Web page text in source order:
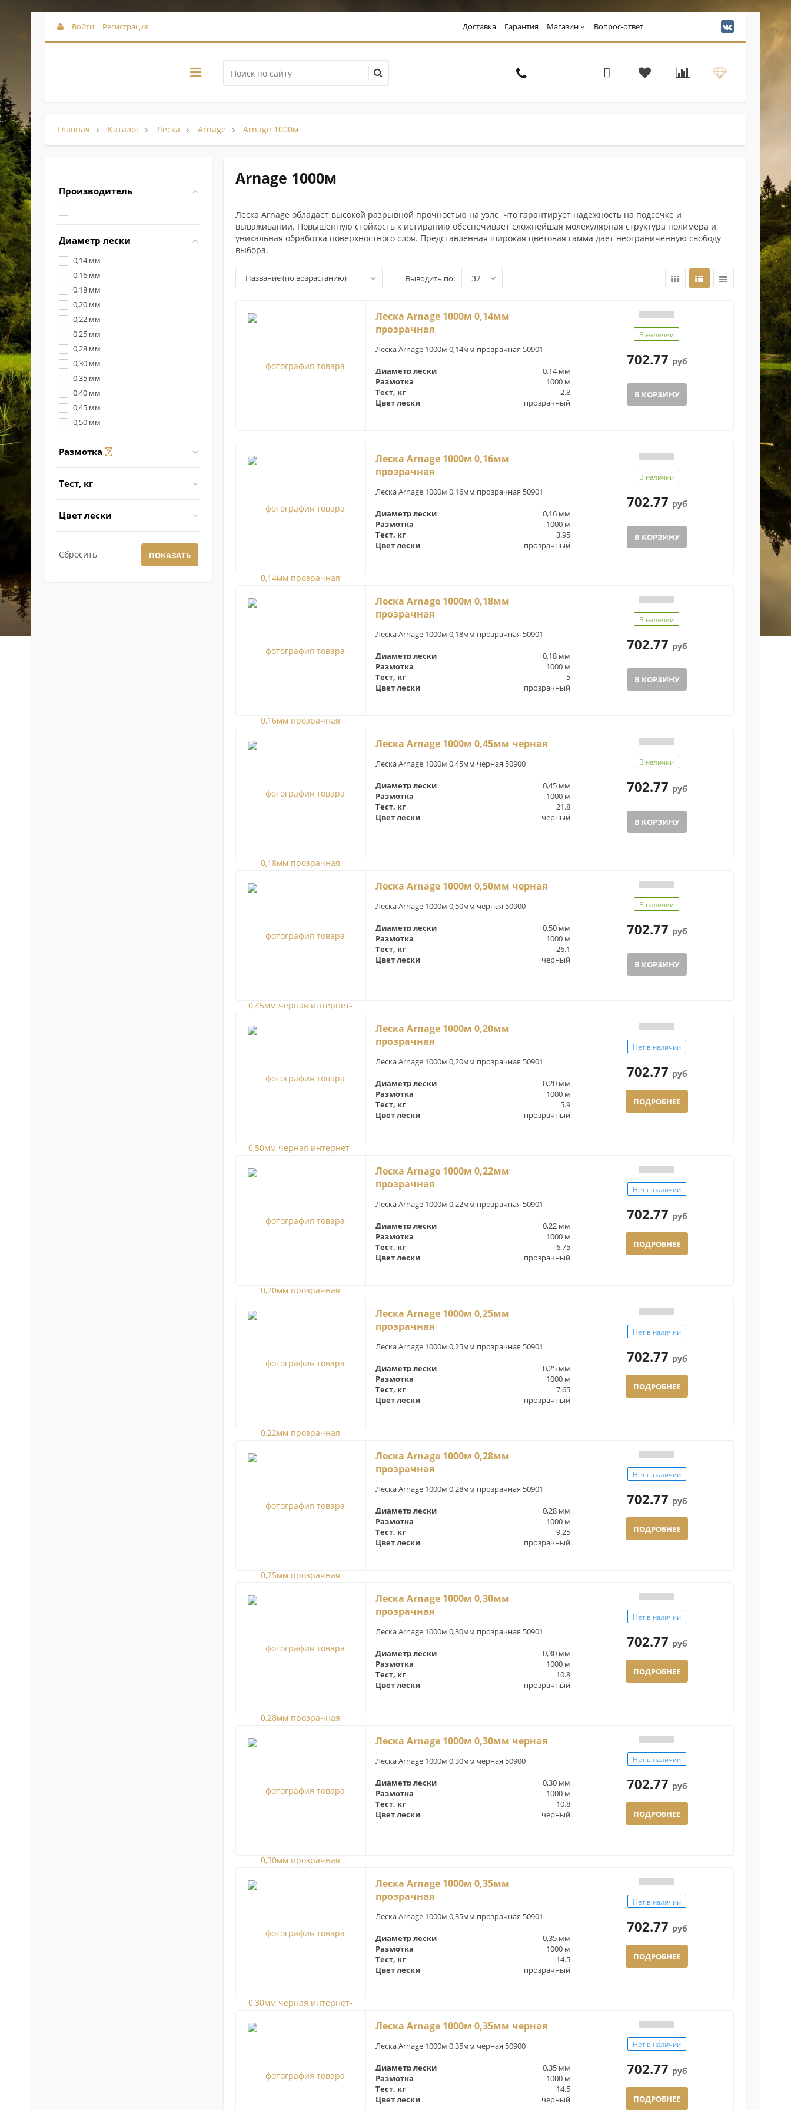
Войти Регистрация Доставка Гарантия Магазин Вопрос-ответ
Главная Каталог Леска Arnage Arnage 1000м
Производитель
Диаметр лески
0,14 мм
0,16 мм
0,18 мм
0,20 мм
0,22 мм
0,25 мм
0,28 мм
0,30 мм
0,35 мм
0,40 мм
0,45 мм
0,50 мм
Размотка
Тест, кг
Цвет лески
Arnage 1000м
Леска Arnage обладает высокой разрывной прочностью на узле, что гарантирует надежность на подсечке и
вываживании. Повышенную стойкость к истиранию обеспечивает сложнейшая молекулярная структура полимера и
уникальная обработка поверхностного слоя. Представленная широкая цветовая гамма дает неограниченную свободу
выбора.
название (по возрастанию) Выводить по: 32
Леска Arnage 1000м 0,14мм
прозрачная
Леска Arnage 1000м 0,14мм прозрачная 50901
Диаметр лески
0,14 мм
Размотка
1000 м
Тест, кг
2.8
Цвет лески
прозрачный
В наличии
702.77 руб
В КОРЗИНУ
Леска Arnage 1000м 0,16мм
прозрачная
Леска Arnage 1000м 0,16мм прозрачная 50901
Диаметр лески
0,16 мм
Размотка
1000 м
Тест, кг
3.95
Цвет лески
прозрачный
В наличии
702.77 руб
В КОРЗИНУ
Леска Arnage 1000м 0,18мм
прозрачная
Леска Arnage 1000м 0,18мм прозрачная 50901
Диаметр лески
0,18 мм
Размотка
1000 м
Тест, кг
5
Цвет лески
прозрачный
В наличии
702.77 руб
В КОРЗИНУ
Леска Arnage 1000м 0,45мм черная
Леска Arnage 1000м 0,45мм черная 50900
Диаметр лески
0,45 мм
Размотка
1000 м
Тест, кг
21.8
Цвет лески
черный
В наличии
702.77 руб
В КОРЗИНУ
Леска Arnage 1000м 0,50мм черная
Леска Arnage 1000м 0,50мм черная 50900
Диаметр лески
0,50 мм
Размотка
1000 м
Тест, кг
26.1
Цвет лески
черный
В наличии
702.77 руб
В КОРЗИНУ
Леска Arnage 1000м 0,20мм
прозрачная
Леска Arnage 1000м 0,20мм прозрачная 50901
Диаметр лески
0,20 мм
Размотка
1000 м
Тест, кг
5.9
Цвет лески
прозрачный
Нет в наличии
702.77 руб
ПОДРОБНЕЕ
Леска Arnage 1000м 0,22мм
прозрачная
Леска Arnage 1000м 0,22мм прозрачная 50901
Диаметр лески
0,22 мм
Размотка
1000 м
Тест, кг
6.75
Цвет лески
прозрачный
Нет в наличии
702.77 руб
ПОДРОБНЕЕ
Леска Arnage 1000м 0,25мм
прозрачная
Леска Arnage 1000м 0,25мм прозрачная 50901
Диаметр лески
0,25 мм
Размотка
1000 м
Тест, кг
7.65
Цвет лески
прозрачный
Нет в наличии
702.77 руб
ПОДРОБНЕЕ
Леска Arnage 1000м 0,28мм
прозрачная
Леска Arnage 1000м 0,28мм прозрачная 50901
Диаметр лески
0,28 мм
Размотка
1000 м
Тест, кг
9.25
Цвет лески
прозрачный
Нет в наличии
702.77 руб
ПОДРОБНЕЕ
Леска Arnage 1000м 0,30мм
прозрачная
Леска Arnage 1000м 0,30мм прозрачная 50901
Диаметр лески
0,30 мм
Размотка
1000 м
Тест, кг
10.8
Цвет лески
прозрачный
Нет в наличии
702.77 руб
ПОДРОБНЕЕ
Леска Arnage 1000м 0,30мм черная
Леска Arnage 1000м 0,30мм черная 50900
Диаметр лески
0,30 мм
Размотка
1000 м
Тест, кг
10.8
Цвет лески
черный
Нет в наличии
702.77 руб
ПОДРОБНЕЕ
Леска Arnage 1000м 0,35мм
прозрачная
Леска Arnage 1000м 0,35мм прозрачная 50901
Диаметр лески
0,35 мм
Размотка
1000 м
Тест, кг
14.5
Цвет лески
прозрачный
Нет в наличии
702.77 руб
ПОДРОБНЕЕ
Леска Arnage 1000м 0,35мм черная
Леска Arnage 1000м 0,35мм черная 50900
Диаметр лески
0,35 мм
Размотка
1000 м
Тест, кг
14.5
Цвет лески
черный
Нет в наличии
702.77 руб
ПОДРОБНЕЕ